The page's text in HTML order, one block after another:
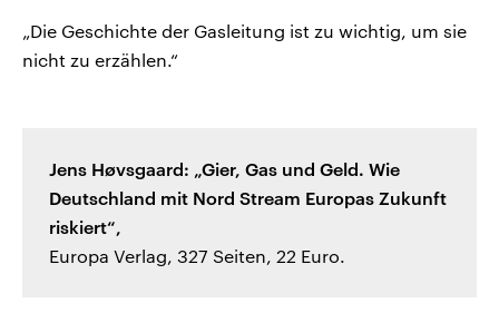
„Die Geschichte der Gasleitung ist zu wichtig, um sie
nicht zu erzählen.“
Jens Høvsgaard: „Gier, Gas und Geld. Wie
Deutschland mit Nord Stream Europas Zukunft
riskiert“,
Europa Verlag, 327 Seiten, 22 Euro.